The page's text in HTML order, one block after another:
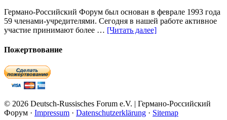
Германо-Российский Форум был основан в феврале 1993 года
59 членами-учредителями. Сегодня в нашей работе активное
участие принимают более … [Читать далее]
Пожертвование
© 2026 Deutsch-Russisches Forum e.V. | Германо-Российский
Форум · Impressum · Datenschutzerklärung · Sitemap